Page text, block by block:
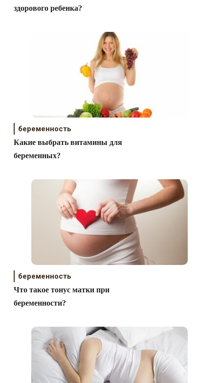
здорового ребенка?
беременность
Какие выбрать витамины для
беременных?
беременность
Что такое тонус матки при
беременности?